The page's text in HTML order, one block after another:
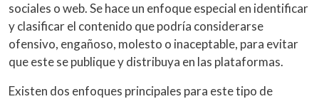
sociales o web. Se hace un enfoque especial en identificar
y clasificar el contenido que podría considerarse
ofensivo, engañoso, molesto o inaceptable, para evitar
que este se publique y distribuya en las plataformas.
Existen dos enfoques principales para este tipo de